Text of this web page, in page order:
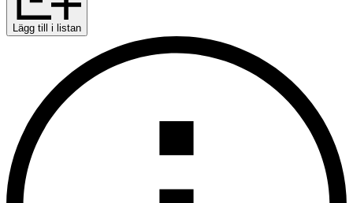
Lägg till i listan